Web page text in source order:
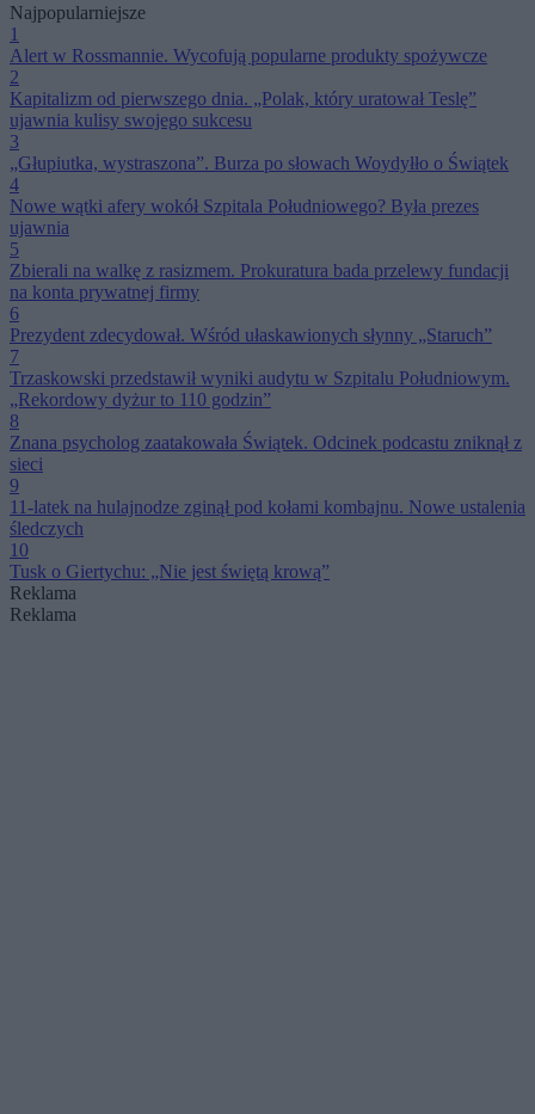
Najpopularniejsze
1
Alert w Rossmannie. Wycofują popularne produkty spożywcze
2
Kapitalizm od pierwszego dnia. „Polak, który uratował Teslę”
ujawnia kulisy swojego sukcesu
3
„Głupiutka, wystraszona”. Burza po słowach Woydyłło o Świątek
4
Nowe wątki afery wokół Szpitala Południowego? Była prezes
ujawnia
5
Zbierali na walkę z rasizmem. Prokuratura bada przelewy fundacji
na konta prywatnej firmy
6
Prezydent zdecydował. Wśród ułaskawionych słynny „Staruch”
7
Trzaskowski przedstawił wyniki audytu w Szpitalu Południowym.
„Rekordowy dyżur to 110 godzin”
8
Znana psycholog zaatakowała Świątek. Odcinek podcastu zniknął z
sieci
9
11-latek na hulajnodze zginął pod kołami kombajnu. Nowe ustalenia
śledczych
10
Tusk o Giertychu: „Nie jest świętą krową”
Reklama
Reklama